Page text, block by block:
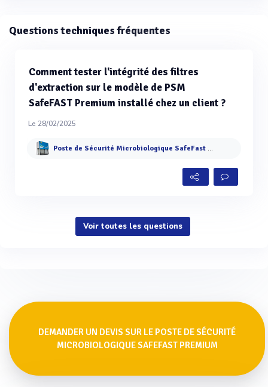
Questions techniques fréquentes
Comment tester l'intégrité des filtres
d'extraction sur le modèle de PSM
SafeFAST Premium installé chez un client ?
Le 28/02/2025
Poste de Sécurité Microbiologique SafeFast Premium
Voir toutes les questions
DEMANDER UN DEVIS SUR LE POSTE DE SÉCURITÉ
MICROBIOLOGIQUE SAFEFAST PREMIUM